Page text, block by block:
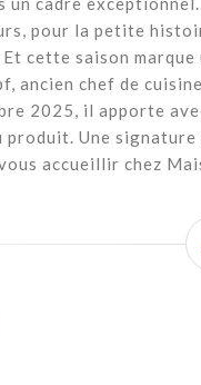
pour la petite
cette saison
ancien chef de
2025, il apporte
produit. Une
accueillir chez